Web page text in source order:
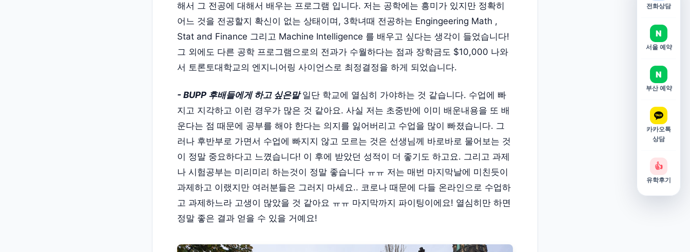
해서 그 전공에 대해서 배우는 프로그램 입니다. 저는 공학에는 흥미가 있지만 정확히
어느 것을 전공할지 확신이 없는 상태이며, 3학녀때 전공하는 Engingeering Math ,
Stat and Finance 그리고 Machine Intelligence 를 배우고 싶다는 생각이 들었습니다!
그 외에도 다른 공학 프로그램으로의 전과가 수월하다는 점과 장학금도 $10,000 나와
서 토론토대학교의 엔지니어링 사이언스로 최정결정을 하게 되었습니다.
- BUPP 후배들에게 하고 싶은말일단 학교에 열심히 가야하는 것 같습니다. 수업에 빠
지고 지각하고 이런 경우가 많은 것 같아요. 사실 저는 초중반에 이미 배운내용을 또 배
운다는 점 때문에 공부를 해야 한다는 의지를 잃어버리고 수업을 많이 빠졌습니다. 그
러나 후반부로 가면서 수업에 빠지지 않고 모르는 것은 선생님께 바로바로 물어보는 것
이 정말 중요하다고 느꼈습니다! 이 후에 받았던 성적이 더 좋기도 하고요. 그리고 과제
나 시험공부는 미리미리 하는것이 정말 좋습니다 ㅠㅠ 저는 매번 마지막날에 미친듯이
과제하고 이랬지만 여러분들은 그러지 마세요.. 코로나 때문에 다들 온라인으로 수업하
고 과제하느라 고생이 많았을 것 같아요 ㅠㅠ 마지막까지 파이팅이에요! 열심히만 하면
정말 좋은 결과 얻을 수 있을 거예요!
전화상담
N
서울 예약
N
부산 예약
카카오톡
상담
👍
유학후기